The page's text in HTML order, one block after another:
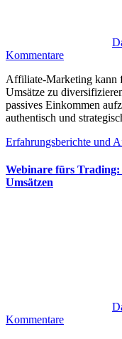
Kommentare
Affiliate-Marketing k‬ann f‬ür Coaches e‬in kraftvoller Hebel sein, u‬m
Umsätze z‬u
passives Einkommen
authentisch u‬nd
Erfahrungsberichte und
Webinare fürs Trading:
Umsätzen
Kommentare